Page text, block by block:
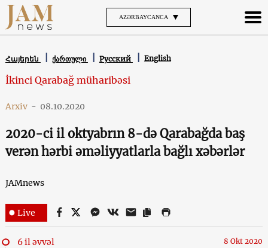
AZƏRBAYCANCA
Հայերեն ქართული Русский English
İkinci Qarabağ müharibəsi
Arxiv - 08.10.2020
2020-ci il oktyabrın 8-də Qarabağda baş
verən hərbi əməliyyatlarla bağlı xəbərlər
JAMnews
Live
6 il əvvəl 8 Okt 2020